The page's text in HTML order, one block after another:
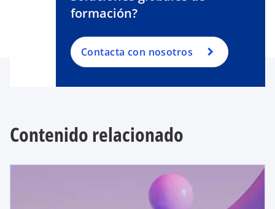
formación?
Contacta con nosotros
Contenido relacionado